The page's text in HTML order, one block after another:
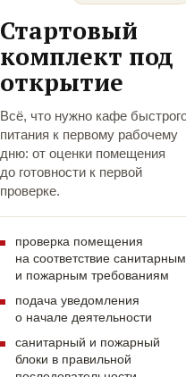
Стартовый
комплект под
открытие
Всё, что нужно кафе
питания к первому рабочему
дню: от оценки помещения
до готовности к первой
проверке.
проверка помещения
на соответствие санитарным
и пожарным требованиям
подача уведомления
о начале деятельности
санитарный и пожарный
блоки в правильной